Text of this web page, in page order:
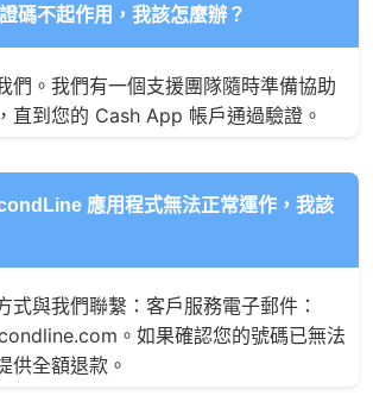
碼不起作用，我該怎麼辦？
們。我們有一個支援團隊隨時準備協助
直到您的 Cash App 帳戶通過驗證。
應用程式無法正常運作，我該
式與我們聯繫：客戶服務電子郵件：
。如果確認您的號碼已無法
供全額退款。